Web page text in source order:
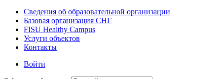
Сведения об образовательной организации
Базовая организация СНГ
FISU Healthy Campus
Услуги объектов
Контакты
Войти